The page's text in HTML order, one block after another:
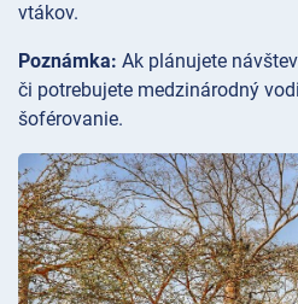
vtákov.
Poznámka: Ak plánujete
či potrebujete medzinárodný
šoférovanie.